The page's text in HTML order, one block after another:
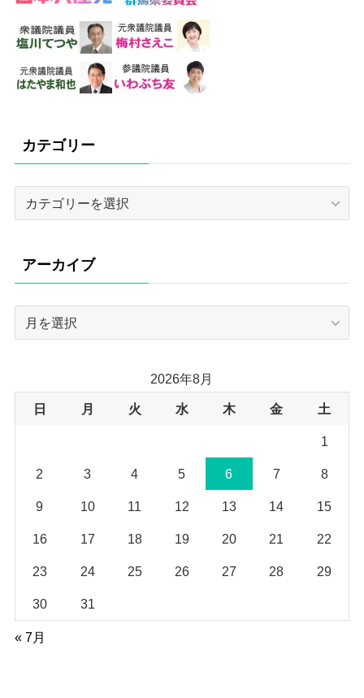
カテゴリー
リ
ー
アーカイブ
ブ
2026年8月
日 月 火 水 木 金 土
1
2 3 4 5 6 7 8
9 10 11 12 13 14 15
16 17 18 19 20 21 22
23 24 25 26 27 28 29
30 31
« 7月